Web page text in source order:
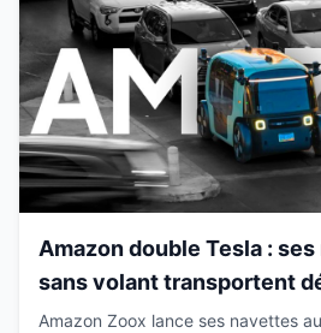
Amazon double Tesla :
sans volant transportent
passagers en Californie
Amazon Zoox lance ses navettes